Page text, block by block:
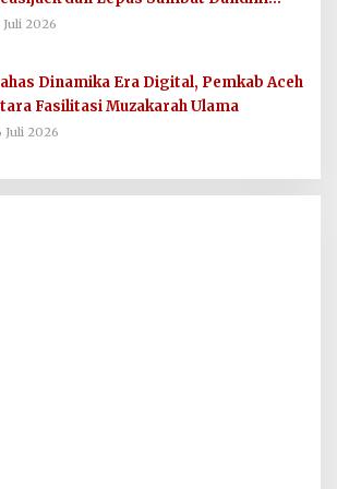
AUT
Juli 2026
Dinamika Era Digital, Pemkab Aceh
Fasilitasi Muzakarah Ulama
Juli 2026